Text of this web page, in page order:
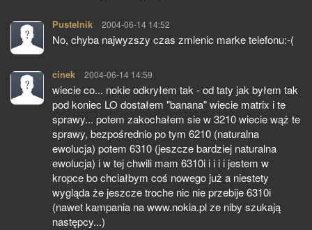
Pustelnik pisze:
2004-06-14 14:52
No, chyba najwyzszy czas zmienic marke telefonu:-(
cinek pisze:
2004-06-14 14:59
wiecie co... nokie odkryłem tak - od taty jak byłem tak
pod koniec LO dostałem "banana" wiecie matrix i te
sprawy... potem zakochałem sie w 3210 wiecie wąż te
sprawy, bezpośrednio po tym 6210 (naturalna
ewolucja) potem 6310 (jeszcze bardziej naturalna
ewolucja) i w tej chwili mam 6310i i i i i jestem w
kropce bo chciałbym coś nowego już a niestety
wygląda że jeszcze troche nic nie przebije 6310i
(nawet kampania na www.nokia.pl ze niby szukają
następcy...)